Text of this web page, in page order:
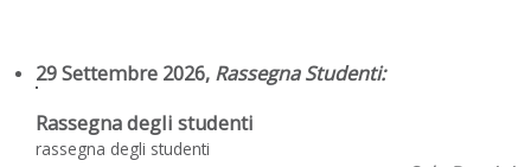
29 Settembre 2026, Rassegna Studenti:
Rassegna degli studenti
rassegna degli studenti